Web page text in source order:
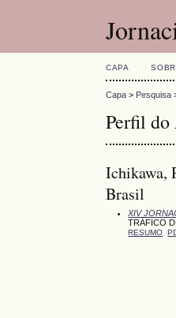
CAPA
Capa > Pesquisa
Perfil
Ichikawa,
Brasil
XIV
TRÁFICO
RESUMO